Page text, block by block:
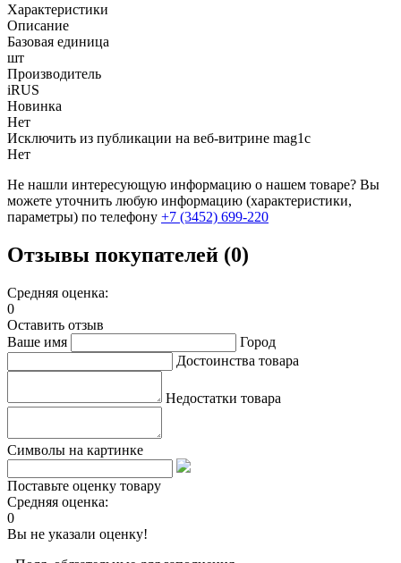
Характеристики
Описание
Базовая единица
шт
Производитель
iRUS
Новинка
Нет
Исключить из публикации на веб-витрине mag1c
Нет
Не нашли интересующую информацию о нашем товаре? Вы
можете уточнить любую информацию (характеристики,
параметры) по телефону +7 (3452) 699-220
Отзывы покупателей (0)
Средняя оценка:
0
Оставить отзыв
Ваше имя
Город
Достоинства товара
Недостатки товара
Символы на картинке
Поставьте оценку товару
Средняя оценка:
0
Вы не указали оценку!